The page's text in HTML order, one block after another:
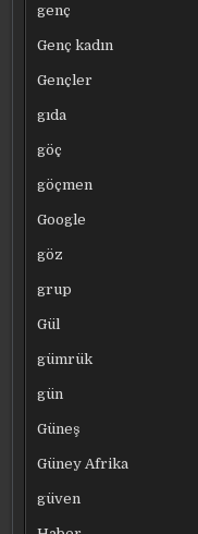
genç
Genç kadın
Gençler
gıda
göç
göçmen
Google
göz
grup
Gül
gümrük
gün
Güneş
Güney Afrika
güven